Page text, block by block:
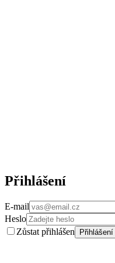
Přihlášení
E-mail
Heslo
Zůstat přihlášen
Přihlášení